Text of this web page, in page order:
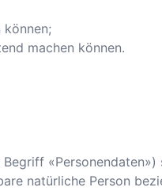
können;
machen können.
«Personendaten»)
natürliche Person